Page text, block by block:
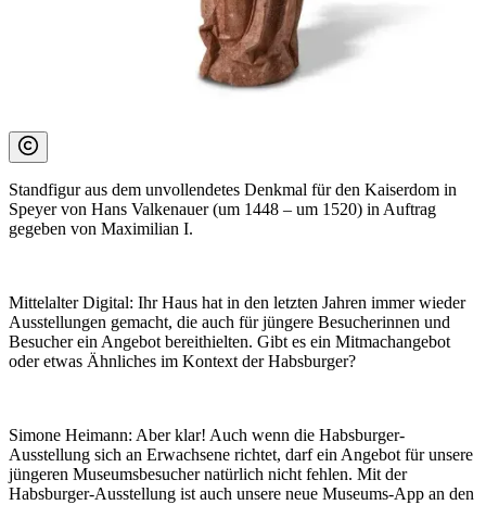
Standfigur aus dem unvollendetes Denkmal für den Kaiserdom in
Speyer von Hans Valkenauer (um 1448 – um 1520) in Auftrag
gegeben von Maximilian I.
Mittelalter Digital: Ihr Haus hat in den letzten Jahren immer wieder
Ausstellungen gemacht, die auch für jüngere Besucherinnen und
Besucher ein Angebot bereithielten. Gibt es ein Mitmachangebot
oder etwas Ähnliches im Kontext der Habsburger?
Simone Heimann: Aber klar! Auch wenn die Habsburger-
Ausstellung sich an Erwachsene richtet, darf ein Angebot für unsere
jüngeren Museumsbesucher natürlich nicht fehlen. Mit der
Habsburger-Ausstellung ist auch unsere neue Museums-App an den